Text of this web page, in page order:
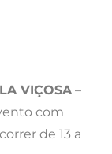
VIÇOSA–
com
de 13 a